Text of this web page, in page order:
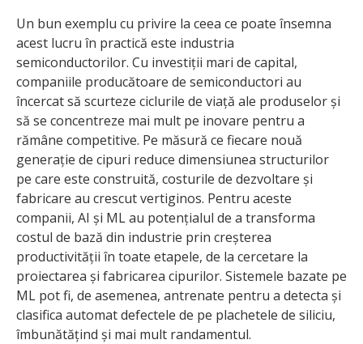
Un bun exemplu cu privire la ceea ce poate însemna
acest lucru în practică este industria
semiconductorilor. Cu investiții mari de capital,
companiile producătoare de semiconductori au
încercat să scurteze ciclurile de viață ale produselor și
să se concentreze mai mult pe inovare pentru a
rămâne competitive. Pe măsură ce fiecare nouă
generație de cipuri reduce dimensiunea structurilor
pe care este construită, costurile de dezvoltare și
fabricare au crescut vertiginos. Pentru aceste
companii, AI și ML au potențialul de a transforma
costul de bază din industrie prin creșterea
productivității în toate etapele, de la cercetare la
proiectarea și fabricarea cipurilor. Sistemele bazate pe
ML pot fi, de asemenea, antrenate pentru a detecta și
clasifica automat defectele de pe plachetele de siliciu,
îmbunătățind și mai mult randamentul.